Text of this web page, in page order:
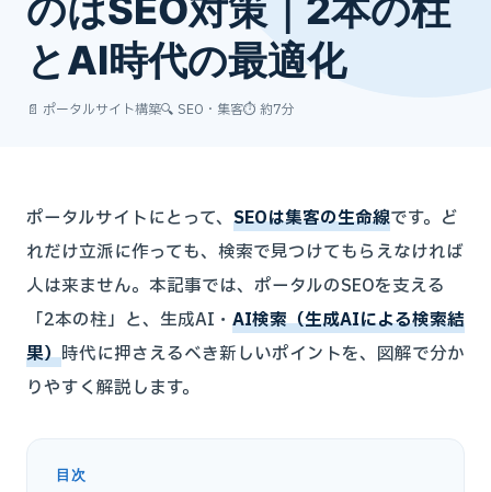
のはSEO対策｜2本の柱
とAI時代の最適化
📄 ポータルサイト構築🔍 SEO・集客⏱ 約7分
ポータルサイトにとって、 SEOは集客の生命線です。ど
れだけ立派に作っても、検索で見つけてもらえなければ
人は来ません。本記事では、ポータルのSEOを支える
「2本の柱」と、生成AI・ AI検索（生成AIによる検索結
果）時代に押さえるべき新しいポイントを、図解で分か
りやすく解説します。
目次